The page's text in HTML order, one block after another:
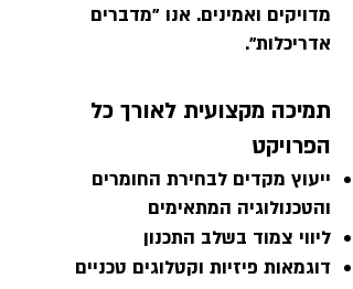
מדויקים ואמינים. אנו "מדברים
אדריכלות".
תמיכה מקצועית לאורך כל
הפרויקט
ייעוץ מקדים לבחירת החומרים
והטכנולוגיה המתאימים
ליווי צמוד בשלב התכנון
דוגמאות פיזיות וקטלוגים טכניים